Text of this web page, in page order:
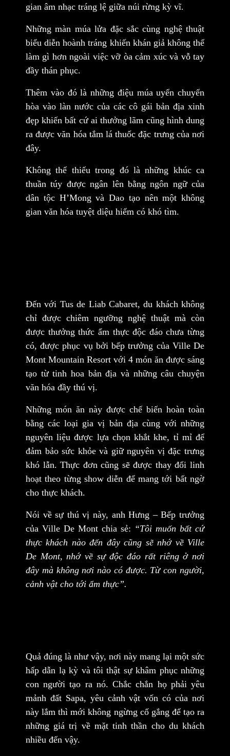
gian âm nhạc tráng lệ giữa núi rừng kỳ vĩ.
Những màn múa lửa đặc sắc cùng nghệ thuật
biểu diễn hoành tráng khiến khán giả không thể
làm gì hơn ngoài việc vỡ òa cảm xúc và vỗ tay
đầy thán phục.
Thêm vào đó là những điệu múa uyển chuyển
hòa vào làn nước của các cô gái bản địa xinh
đẹp khiến bất cứ ai thưởng lãm cũng hình dung
ra được văn hóa tắm lá thuốc đặc trưng của nơi
đây.
Không thể thiếu trong đó là những khúc ca
thuần túy được ngân lên bằng ngôn ngữ của
dân tộc H’Mong và Dao tạo nên một không
gian văn hóa tuyệt diệu hiếm có khó tìm.
Đến với Tus de Liab Cabaret, du khách không
chỉ được chiêm ngưỡng nghệ thuật mà còn
được thưởng thức ẩm thực độc đáo chưa từng
có, được phục vụ bởi bếp trưởng của Ville De
Mont Mountain Resort với 4 món ăn được sáng
tạo từ tinh hoa bản địa và những câu chuyện
văn hóa đầy thú vị.
Những món ăn này được chế biến hoàn toàn
bằng các loại gia vị bản địa cùng với những
nguyên liệu được lựa chọn khắt khe, tỉ mỉ để
đảm bảo sức khỏe và giữ nguyên vị đặc trưng
khó lẫn. Thực đơn cũng sẽ được thay đổi linh
hoạt theo từng show diễn để mang tới bất ngờ
cho thực khách.
Nói về sự thú vị này, anh Hưng – Bếp trưởng
của Ville De Mont chia sẻ: “Tôi muốn bất cứ
thực khách nào đến đây cũng sẽ nhớ về Ville
De Mont, nhớ về sự độc đáo rất riêng ở nơi
đây mà không nơi nào có được. Từ con người,
cảnh vật cho tới ẩm thực”.
Quả đúng là như vậy, nơi này mang lại một sức
hấp dẫn lạ kỳ và tôi thật sự khâm phục những
con người tạo ra nó. Chắc chắn họ phải yêu
mảnh đất Sapa, yêu cảnh vật vốn có của nơi
này lắm thì mới không ngừng cố gắng để tạo ra
những giá trị về mặt tinh thần cho du khách
nhiều đến vậy.